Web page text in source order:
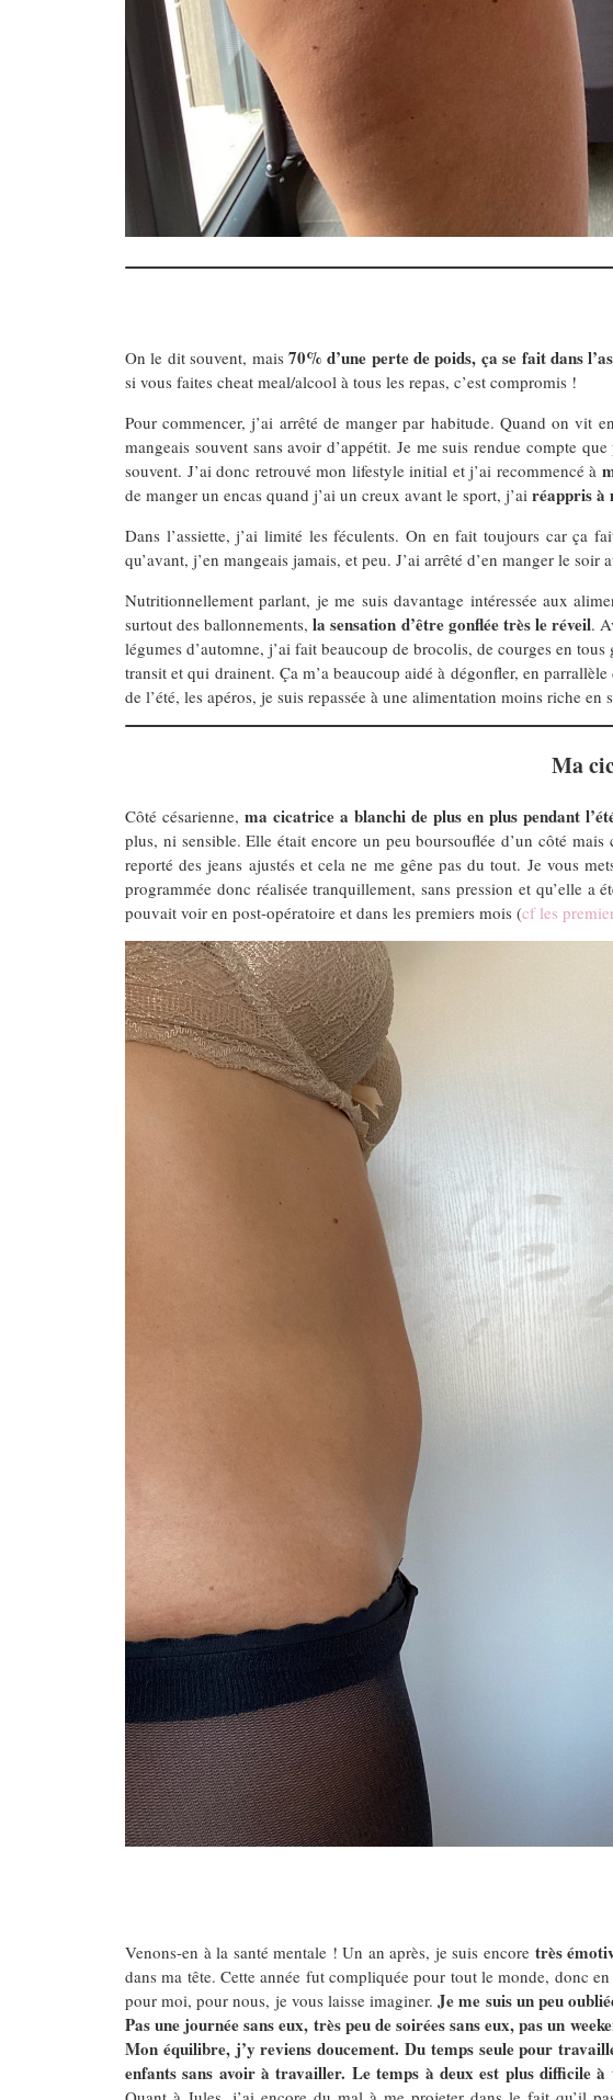
On le dit souvent, mais 70% d’une perte de poids, ça se fait dans
si vous faites cheat meal/alcool à tous les repas, c’est compromis !
Pour commencer, j’ai arrêté de manger par habitude. Quand on vit
mangeais souvent sans avoir d’appétit. Je me suis rendue compte
souvent. J’ai donc retrouvé mon lifestyle initial et j’ai recommencé à
de manger un encas quand j’ai un creux avant le sport, j’ai réappris à
Dans l’assiette, j’ai limité les féculents. On en fait toujours car ça
qu’avant, j’en mangeais jamais, et peu. J’ai arrêté d’en manger le soir
Nutritionnellement parlant, je me suis davantage intéressée aux
surtout des ballonnements,la sensation d’être gonflée très le réveil.
légumes d’automne, j’ai fait beaucoup de brocolis, de courges en
transit et qui drainent. Ça m’a beaucoup aidé à dégonfler, en
de l’été, les apéros, je suis repassée à une alimentation moins riche
Ma
Côté césarienne, ma cicatrice a blanchi de plus en plus pendant
plus, ni sensible. Elle était encore un peu boursouflée d’un côté
reporté des jeans ajustés et cela ne me gêne pas du tout. Je vous
programmée donc réalisée tranquillement, sans pression et qu’elle a
pouvait voir en post-opératoire et dans les premiers mois (cf les
Venons-en à la santé mentale ! Un an après, je suis encore très
dans ma tête. Cette année fut compliquée pour tout le monde, donc
pour moi, pour nous, je vous laisse imaginer.Je me suis un peu
Pas une journée sans eux, très peu de soirées sans eux, pas un
Mon équilibre, j’y reviens doucement. Du temps seule pour
enfants sans avoir à travailler. Le temps à deux est plus difficile